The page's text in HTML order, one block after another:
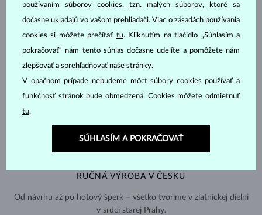
RUČNÁ VÝROBA V ČESKU
Od návrhu až po hotový šperk – všetko tvoríme v zlatníckej dielni
v srdci starej Prahy.
používaním súborov cookies, tzn. malých súborov, ktoré sa
dočasne ukladajú vo vašom prehliadači. Viac o zásadách používania
cookies si môžete prečítať tu. Kliknutím na tlačidlo „Súhlasím a
pokračovať“ nám tento súhlas dočasne udelíte a pomôžete nám
zlepšovať a sprehľadňovať naše stránky.
V opačnom prípade nebudeme môcť súbory cookies používať a
funkčnosť stránok bude obmedzená. Cookies môžete odmietnuť
tu.
SÚHLASÍM A POKRAČOVAŤ